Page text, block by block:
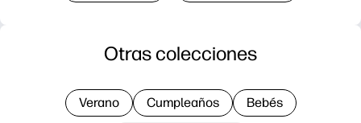
Otras colecciones
Verano Cumpleaños Bebés